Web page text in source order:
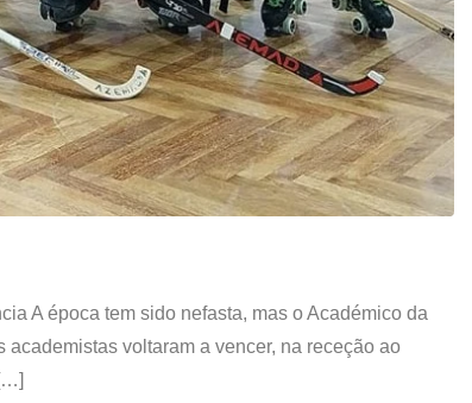
A época tem sido nefasta, mas o Académico da
voltaram a vencer, na receção ao